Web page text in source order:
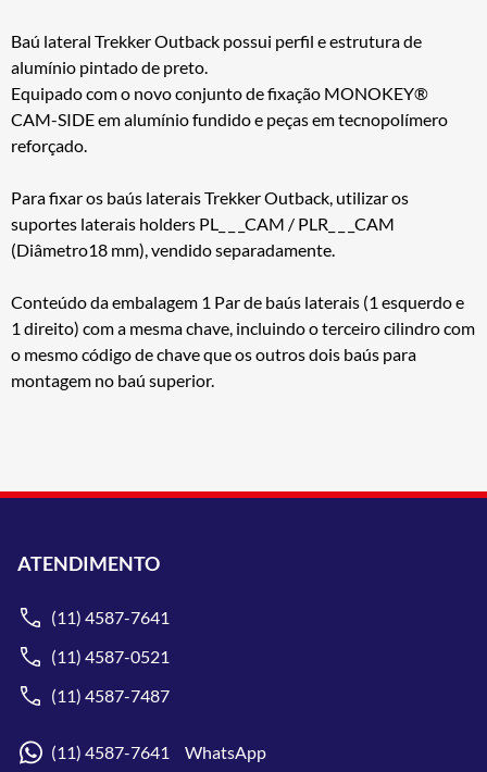
Baú lateral Trekker Outback possui perfil e estrutura de
alumínio pintado de preto.
Equipado com o novo conjunto de fixação MONOKEY®
CAM-SIDE em alumínio fundido e peças em tecnopolímero
reforçado.
Para fixar os baús laterais Trekker Outback, utilizar os
suportes laterais holders PL_ _ _CAM / PLR_ _ _CAM
(Diâmetro18 mm), vendido separadamente.
Conteúdo da embalagem 1 Par de baús laterais (1 esquerdo e
1 direito) com a mesma chave, incluindo o terceiro cilindro com
o mesmo código de chave que os outros dois baús para
montagem no baú superior.
ATENDIMENTO
(11) 4587-7641
(11) 4587-0521
(11) 4587-7487
(11) 4587-7641 WhatsApp